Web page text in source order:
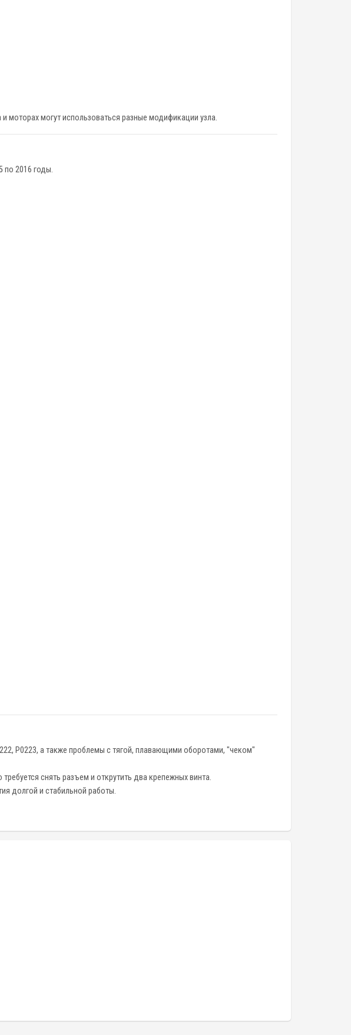
моторах могут использоваться разные модификации узла.
по 2016 годы.
P0223, а также проблемы с тягой, плавающими оборотами, "чеком"
снять разъем и открутить два крепежных винта.
долгой и стабильной работы.